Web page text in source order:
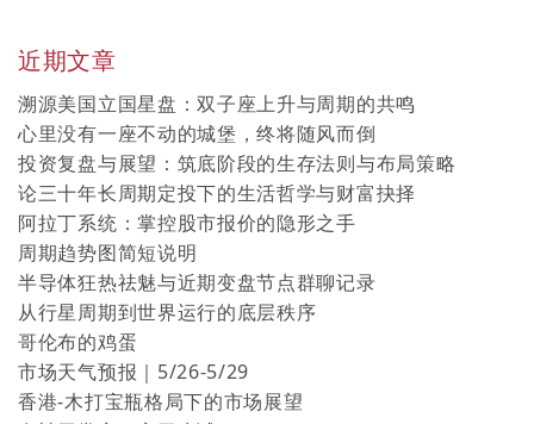
近期文章
溯源美国立国星盘：双子座上升与周期的共鸣
心里没有一座不动的城堡，终将随风而倒
投资复盘与展望：筑底阶段的生存法则与布局策略
论三十年长周期定投下的生活哲学与财富抉择
阿拉丁系统：掌控股市报价的隐形之手
周期趋势图简短说明
半导体狂热祛魅与近期变盘节点群聊记录
从行星周期到世界运行的底层秩序
哥伦布的鸡蛋
市场天气预报｜5/26-5/29
香港-木打宝瓶格局下的市场展望